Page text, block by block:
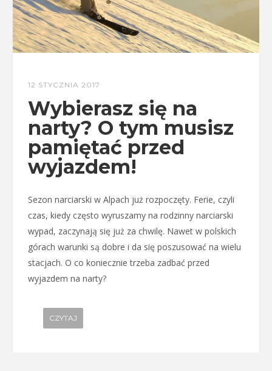
12 STYCZNIA 2017
Wybierasz się na
narty? O tym musisz
pamiętać przed
wyjazdem!
Sezon narciarski w Alpach już rozpoczęty. Ferie, czyli
czas, kiedy często wyruszamy na rodzinny narciarski
wypad, zaczynają się już za chwilę. Nawet w polskich
górach warunki są dobre i da się poszusować na wielu
stacjach. O co koniecznie trzeba zadbać przed
wyjazdem na narty?
CZYTAJ